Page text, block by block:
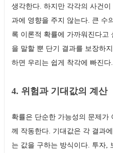
생각한다. 하지만 각각의 사건
과에 영향을 주지 않는다. 큰 수
록 이론적 확률에 가까워진다고
을 말할 뿐 단기 결과를 보장하
하면 우리는 쉽게 착각에 빠진다.
4. 위험과 기대값의 계산
확률은 단순한 가능성의 문제가
께 작동한다. 기대값은 각 결과
는 값을 구하는 방식이다. 투자,